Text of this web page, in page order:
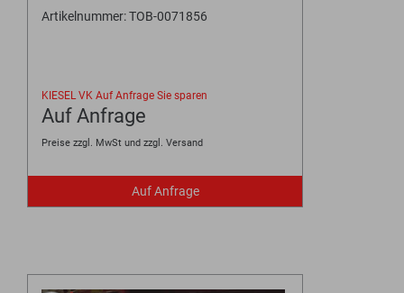
Artikelnummer: TOB-0071856
KIESEL VK Auf Anfrage Sie sparen
Auf Anfrage
Preise zzgl. MwSt und zzgl. Versand
Auf Anfrage